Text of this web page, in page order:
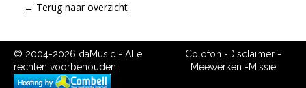
← Terug naar overzicht
© 2004-2026 daMusic - Alle
rechten voorbehouden.
Colofon -Disclaimer-
Meewerken -Missie